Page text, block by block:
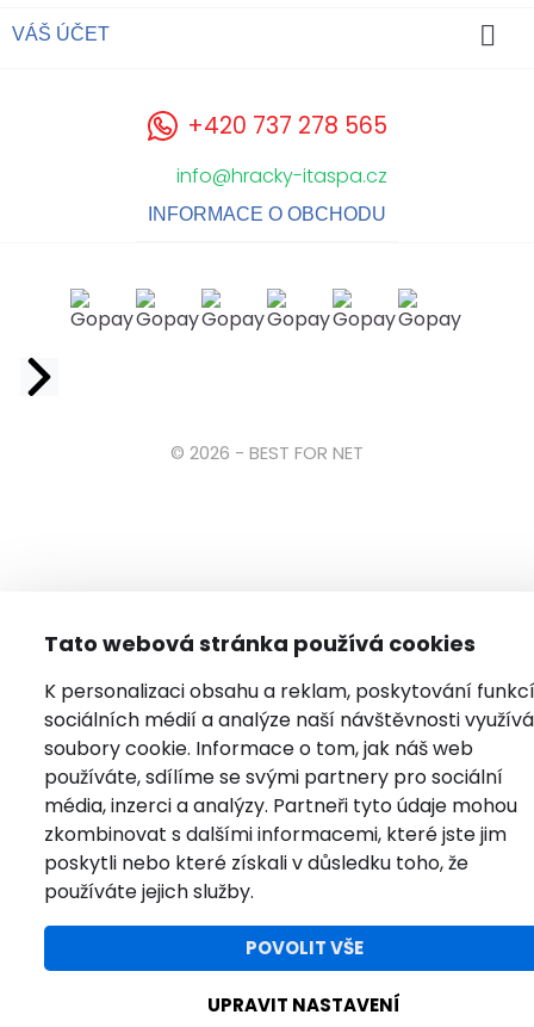
Tato webová stránka používá cookies
K personalizaci obsahu a reklam, poskytování funkcí
sociálních médií a analýze naší návštěvnosti
soubory cookie. Informace o tom, jak náš web
používáte, sdílíme se svými partnery pro sociální
média, inzerci a analýzy. Partneři tyto údaje mohou
zkombinovat s dalšími informacemi, které jste jim
poskytli nebo které získali v důsledku toho, že
používáte jejich služby.
POVOLIT VŠE
UPRAVIT NASTAVENÍ
VÁŠ ÚČET 
+420 737 278 565
info@hracky-itaspa.cz
INFORMACE O OBCHODU
© 2026 - BEST FOR NET